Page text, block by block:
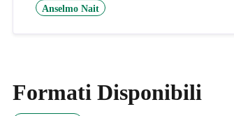
Anselmo Nait
Formati Disponibili